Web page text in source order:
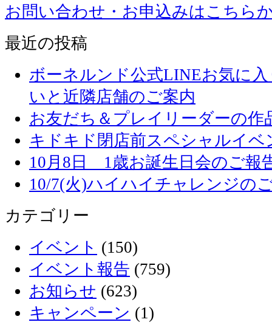
お問い合わせ・お申込みはこちら
最近の投稿
ボーネルンド公式LINEお気に
いと近隣店舗のご案内
お友だち＆プレイリーダーの作
キドキド閉店前スペシャルイベ
10月8日 1歳お誕生日会のご報
10/7(火)ハイハイチャレンジの
カテゴリー
イベント (150)
イベント報告 (759)
お知らせ (623)
キャンペーン (1)